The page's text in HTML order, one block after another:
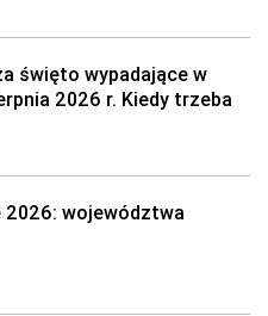
święto wypadające w
2026 r. Kiedy trzeba
2026: województwa